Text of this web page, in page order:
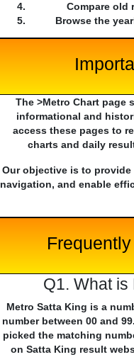
Compare old
Browse the
The >Metro Chart page
informational and
access these pages to
charts and daily
Our objective is to
navigation, and enable
Q1. What is
Metro Satta King is a
number between 00 and
picked the matching
on Satta King result